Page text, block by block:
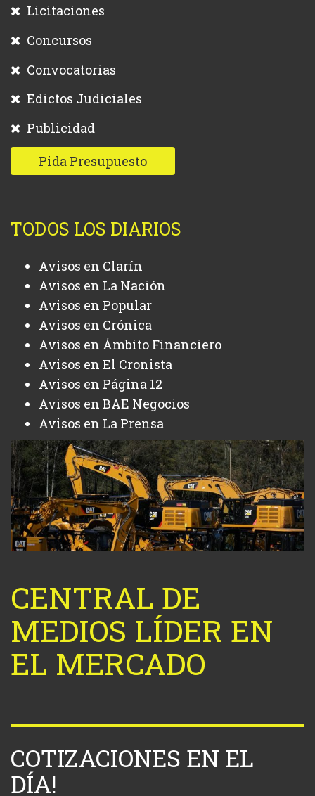
Licitaciones
Concursos
Convocatorias
Edictos Judiciales
Publicidad
Pida Presupuesto
TODOS LOS DIARIOS
Avisos en Clarín
Avisos en La Nación
Avisos en Popular
Avisos en Crónica
Avisos en Ámbito Financiero
Avisos en El Cronista
Avisos en Página 12
Avisos en BAE Negocios
Avisos en La Prensa
CENTRAL DE
MEDIOS LÍDER EN
EL MERCADO
COTIZACIONES EN EL
DÍA!